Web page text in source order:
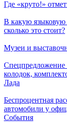
Где «круто!»
В какую языковую
сколько это стоит?
Музеи и
Спецпредложение
колодок,
Лада
Беспроцентная
автомобили у
События